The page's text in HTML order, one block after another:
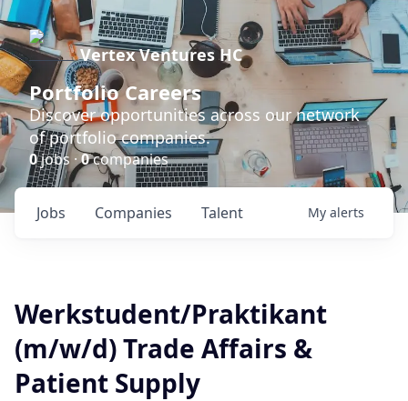
Vertex Ventures HC
Portfolio Careers
Discover opportunities across our network
of portfolio companies.
0jobs ·0companies
Jobs Companies Talent My alerts
Werkstudent/Praktikant
(m/w/d) Trade Affairs &
Patient Supply